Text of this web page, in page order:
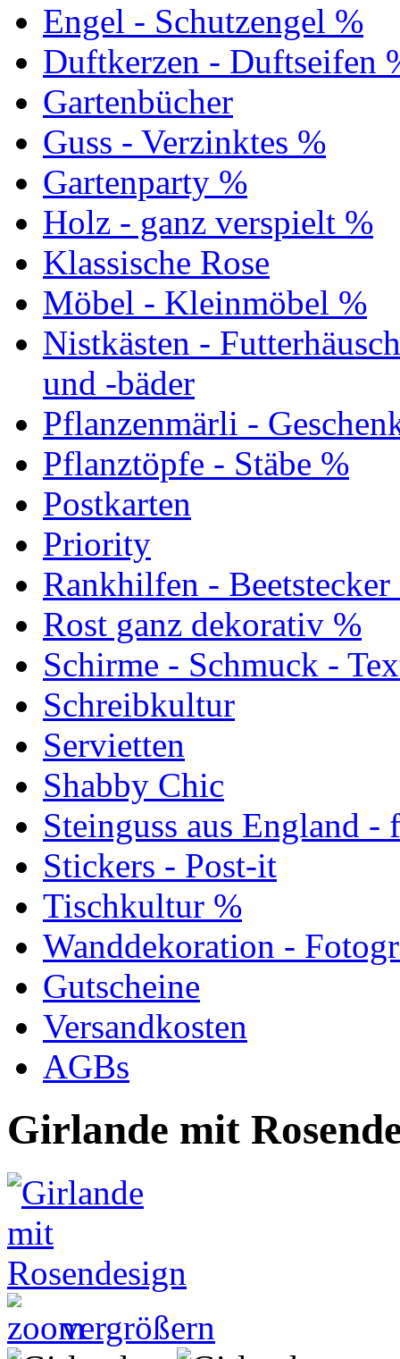
Engel - Schutzengel %
Duftkerzen - Duftseifen
Gartenbücher
Guss - Verzinktes %
Gartenparty %
Holz - ganz verspielt %
Klassische Rose
Möbel - Kleinmöbel %
Nistkästen -
und -bäder
Pflanzenmärli -
Pflanztöpfe - Stäbe %
Postkarten
Priority
Rankhilfen -
Rost ganz dekorativ %
Schirme - Schmuck -
Schreibkultur
Servietten
Shabby Chic
Steinguss aus England -
Stickers - Post-it
Tischkultur %
Wanddekoration -
Gutscheine
Versandkosten
AGBs
Girlande mit
vergrößern